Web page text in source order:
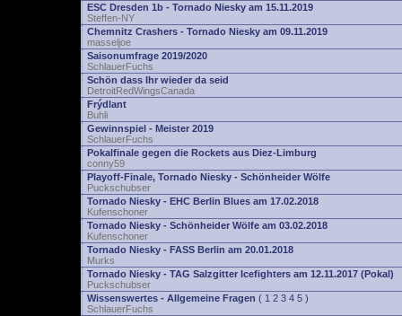
ESC Dresden 1b - Tornado Niesky am 15.11.2019
Steffen-NY
Chemnitz Crashers - Tornado Niesky am 09.11.2019
masseljoe
Saisonumfrage 2019/2020
SchlauerFuchs
Schön dass Ihr wieder da seid
DetroitRedWingsCanada
Frýdlant
Buhli
Gewinnspiel - Meister 2019
SchlauerFuchs
Pokalfinale gegen die Rockets aus Diez-Limburg
conny59
Playoff-Finale, Tornado Niesky - Schönheider Wölfe
Puckschubser
Tornado Niesky - EHC Berlin Blues am 17.02.2018
Kufenschoner
Tornado Niesky - Schönheider Wölfe am 03.02.2018
Kufenschoner
Tornado Niesky - FASS Berlin am 20.01.2018
Murks
Tornado Niesky - TAG Salzgitter Icefighters am 12.11.2017 (Pokal)
Puckschubser
Wissenswertes - Allgemeine Fragen ( 1 2 3 4 5 )
SchlauerFuchs